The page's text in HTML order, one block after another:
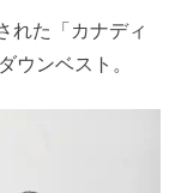
れた「カナディ
ウンベスト。